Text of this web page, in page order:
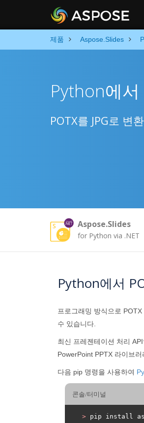
제품 Aspose.Slides
Python에서
POTX를 JPG로 변
Aspose.Slides
for Python via .NET
Python에서
프로그래밍 방식으로
수 있습니다.
최신 프레젠테이션 처리
PowerPoint PPTX 라이브
다음 pip 명령을 사용하여
콘솔/터미널
> pip install